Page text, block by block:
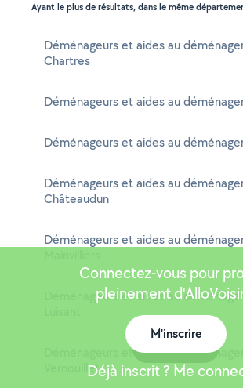
Ayant le plus de résultats, dans le même
Déménageurs et aides au
Chartres
Déménageurs et aides au
Déménageurs et aides au
Déménageurs et aides au
Châteaudun
Déménageurs et aides au
Déménageurs et aides au
Déménageurs et aides au
Vernouillet
Connectez-vous pour
pleinement
M'inscrire
Déjà inscrit ? Me